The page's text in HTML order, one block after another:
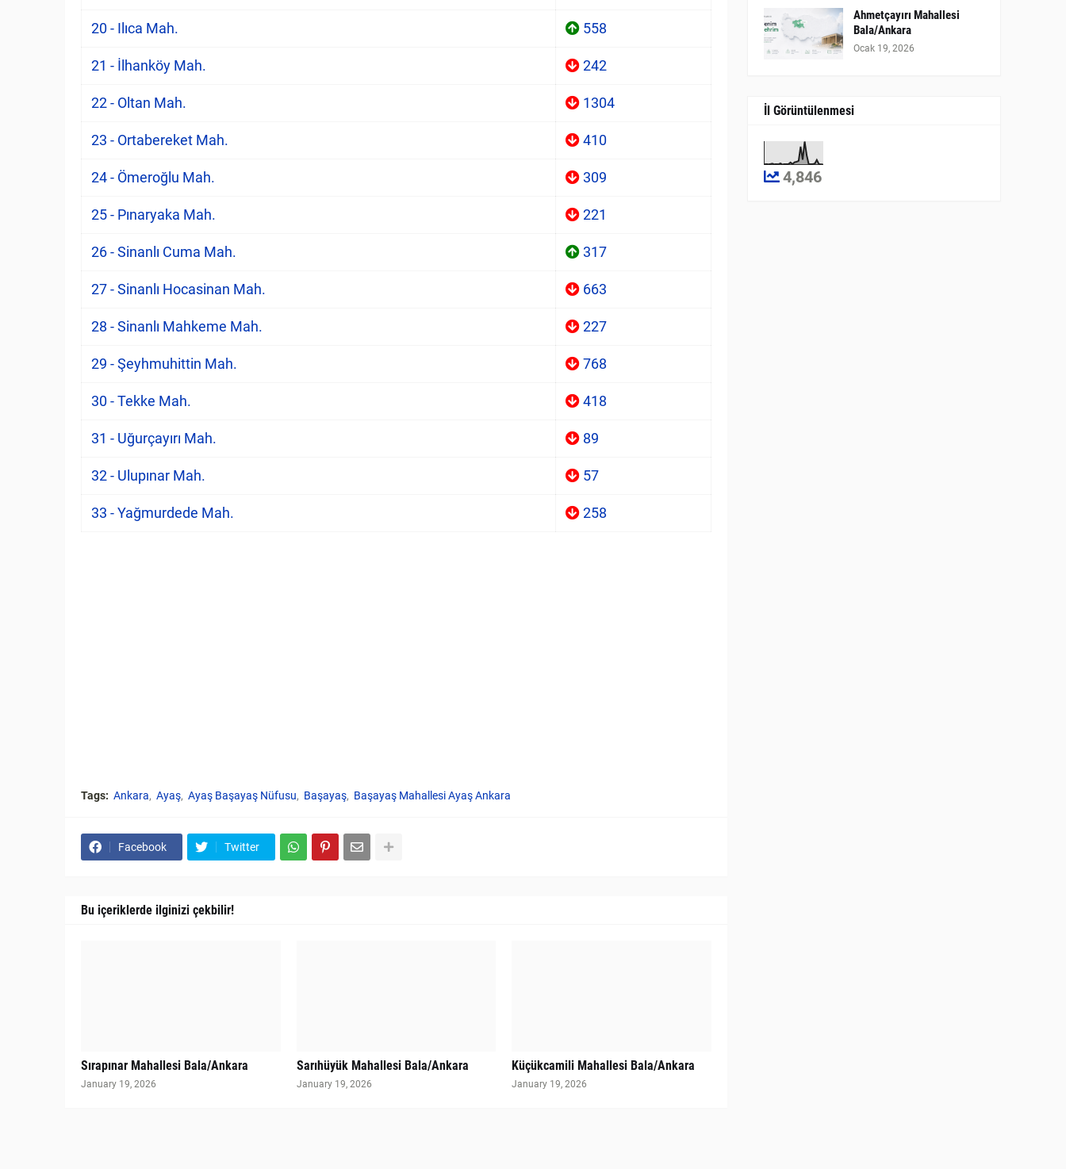
20 - Ilıca Mah. 558
21 - İlhanköy Mah. 242
22 - Oltan Mah. 1304
23 - Ortabereket Mah. 410
24 - Ömeroğlu Mah. 309
25 - Pınaryaka Mah. 221
26 - Sinanlı Cuma Mah. 317
27 - Sinanlı Hocasinan Mah. 663
28 - Sinanlı Mahkeme Mah. 227
29 - Şeyhmuhittin Mah. 768
30 - Tekke Mah. 418
31 - Uğurçayırı Mah. 89
32 - Ulupınar Mah. 57
33 - Yağmurdede Mah. 258
Tags: Ankara Ayaş Ayaş Başayaş Nüfusu Başayaş Başayaş Mahallesi Ayaş Ankara
Facebook Twitter
Bu içeriklerde ilginizi çekbilir!
Sırapınar Mahallesi Bala/Ankara
January 19, 2026
Sarıhüyük Mahallesi Bala/Ankara
January 19, 2026
Küçükcamili Mahallesi Bala/Ankara
January 19, 2026
Ahmetçayırı Mahallesi
Bala/Ankara
Ocak 19, 2026
İl Görüntülenmesi
4,846